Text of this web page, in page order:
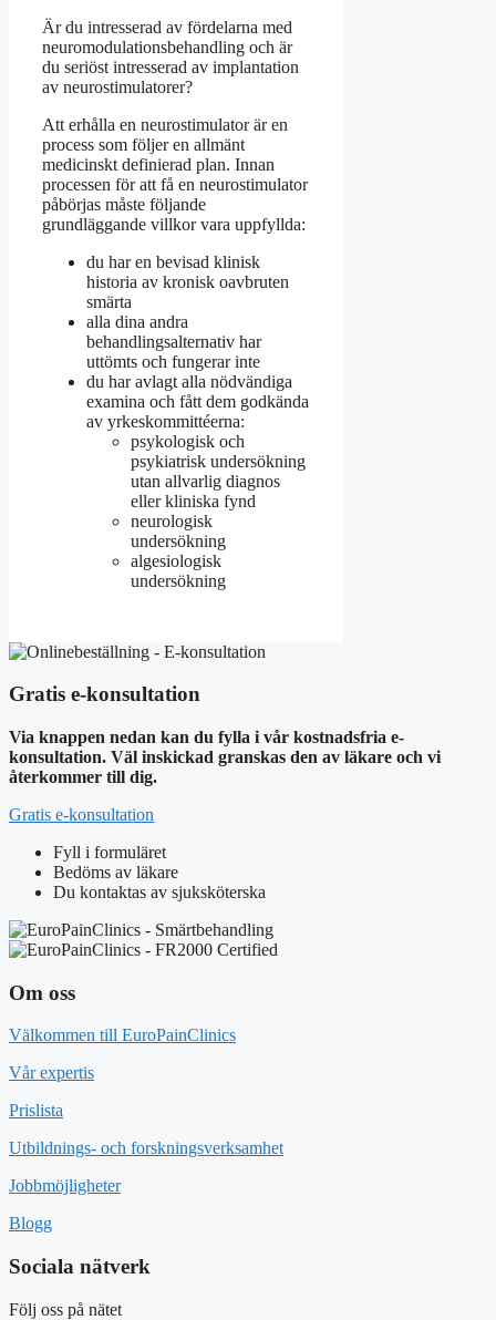
Är du intresserad av fördelarna med
neuromodulationsbehandling och är
du seriöst intresserad av implantation
av neurostimulatorer?
Att erhålla en neurostimulator är en
process som följer en allmänt
medicinskt definierad plan. Innan
processen för att få en neurostimulator
påbörjas måste följande
grundläggande villkor vara uppfyllda:
du har en bevisad klinisk
historia av kronisk oavbruten
smärta
alla dina andra
behandlingsalternativ har
uttömts och fungerar inte
du har avlagt alla nödvändiga
examina och fått dem godkända
av yrkeskommittéerna:
psykologisk och
psykiatrisk undersökning
utan allvarlig diagnos
eller kliniska fynd
neurologisk
undersökning
algesiologisk
undersökning
Gratis e-konsultation
Via knappen nedan kan du fylla i vår kostnadsfria e-
konsultation. Väl inskickad granskas den av läkare och vi
återkommer till dig.
Gratis e-konsultation
Fyll i formuläret
Bedöms av läkare
Du kontaktas av sjuksköterska
Om oss
Välkommen till EuroPainClinics
Vår expertis
Prislista
Utbildnings- och forskningsverksamhet
Jobbmöjligheter
Blogg
Sociala nätverk
Följ oss på nätet